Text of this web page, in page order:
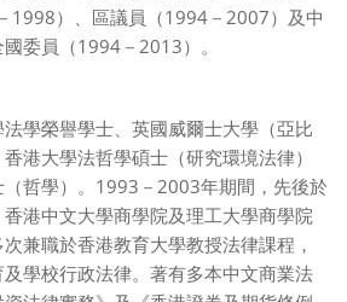
－ 1998）、區議員（1994 － 2007）及中
委員（1994 － 2013）。
學榮譽學士、英國威爾士大學（亞比
港大學法哲學碩士（研究環境法律）
哲學）。 1993 － 2003年期間，先後於
港中文大學商學院及理工大學商學院
兼職於香港教育大學教授法律課程，
學校行政法律。著有多本中文商業法